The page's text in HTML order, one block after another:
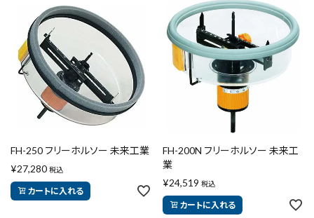
FH-250 フリーホルソー 未来工業
¥27,280 税込
カートに入れる
FH-200N フリーホルソー 未来工
業
¥24,519 税込
カートに入れる